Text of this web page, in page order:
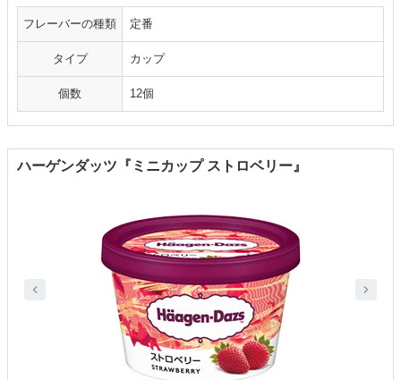
フレーバーの種類 定番
タイプ カップ
個数 12個
ハーゲンダッツ『ミニカップ ストロベリー』